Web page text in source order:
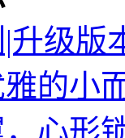
升级版
的小
心形